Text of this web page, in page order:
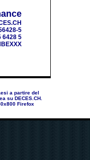
5
6428 5
a partire del
su DECES.CH.
Firefox